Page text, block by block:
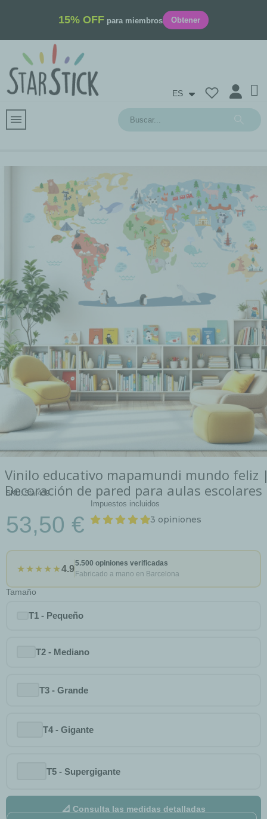
15% OFF para miembros Obtener
ES
Vinilo educativo mapamundi mundo feliz
Decoración de pared para aulas escolares
SKU Star439
53,50 €
Impuestos incluidos
3 opiniones
★★★★★4.9
5.500 opiniones verificadas
Fabricado a mano en Barcelona
Tamaño
T1 - Pequeño
T2 - Mediano
T3 - Grande
T4 - Gigante
T5 - Supergigante
📐 Consulta las medidas detalladas